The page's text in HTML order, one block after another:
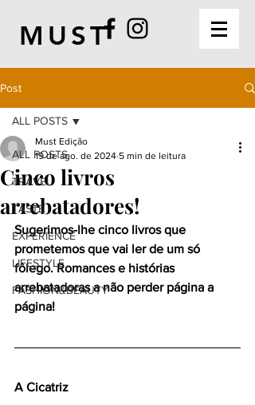
MUST
Post
ALL POSTS
TRAVEL
TASTE
EXPERIENCE
LIFESTYLE
FASHION&BEAUTY
ALL POSTS
Cinco livros
arrebatadores!
Must Edição
19 de ago. de 2024 5 min de leitura
Sugerimos-lhe cinco livros que
prometemos que vai ler de um só
fôlego. Romances e histórias
arrebatadoras a não perder página a
página!
A Cicatriz